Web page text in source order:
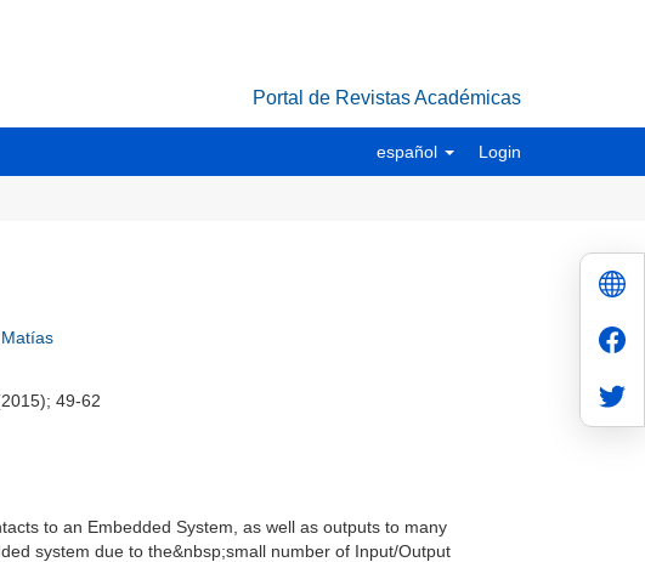
Portal de Revistas Académicas
español Login
49-62
to an Embedded System, as well as outputs to many
system due to the&nbsp;small number of Input/Output